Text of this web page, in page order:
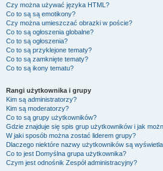
Czy można używać języka HTML?
Co to są są emotikony?
Czy można umieszczać obrazki w poście?
Co to są ogłoszenia globalne?
Co to są ogłoszenia?
Co to są przyklejone tematy?
Co to są zamknięte tematy?
Co to są ikony tematu?
Rangi użytkownika i grupy
Kim są administratorzy?
Kim są moderatorzy?
Co to są grupy użytkowników?
Gdzie znajduje się spis grup użytkowników i jak
W jaki sposób można zostać liderem grupy?
Dlaczego niektóre nazwy użytkowników są
Co to jest Domyślna grupa użytkownika?
Czym jest odnośnik Zespół administracyjny?